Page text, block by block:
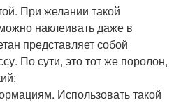
При желании такой
наклеивать даже в
представляет собой
По сути, это тот же поролон,
Использовать такой